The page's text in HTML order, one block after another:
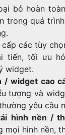
bỏ hoàn
trong quá
cấp các tùy
tiến, tối ưu
widget.
/ widget cao
tượng và
yêu cầu
hình nền /
mọi hình nền,